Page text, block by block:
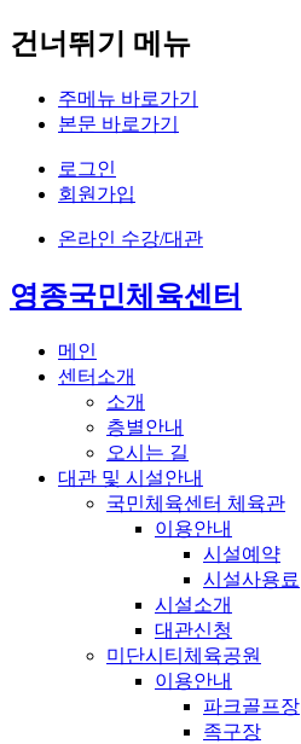
건너뛰기 메뉴
주메뉴 바로가기
본문 바로가기
로그인
회원가입
온라인 수강/대관
영종국민체육센터
메인
센터소개
소개
층별안내
오시는 길
대관 및 시설안내
국민체육센터 체육관
이용안내
시설예약
시설사용료
시설소개
대관신청
미단시티체육공원
이용안내
파크골프장
족구장